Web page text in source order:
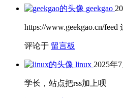
geekgao
https://www.geekgao.cn/feed
评论于 留言板
linux 2025年
学长，站点把rss加上呗